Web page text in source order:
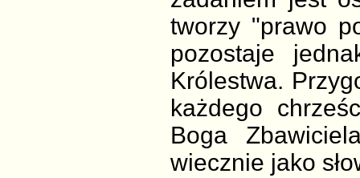
tworzy "prawo
pozostaje
Królestwa.
każdego
Boga
wiecznie jako